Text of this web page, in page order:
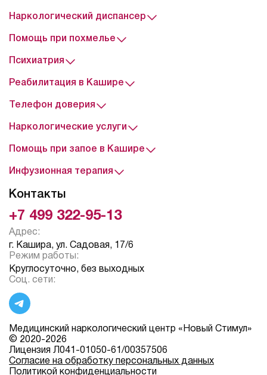
Наркологический диспансер
Помощь при похмелье
Психиатрия
Реабилитация в Кашире
Телефон доверия
Наркологические услуги
Помощь при запое в Кашире
Инфузионная терапия
Контакты
+7 499 322-95-13
Адрес:
г. Кашира, ул. Садовая, 17/6
Режим работы:
Круглосуточно, без выходных
Соц. сети:
Медицинский наркологический центр «Новый Стимул»
© 2020-2026
Лицензия Л041-01050-61/00357506
Согласие на обработку персональных данных
Политикой конфиденциальности